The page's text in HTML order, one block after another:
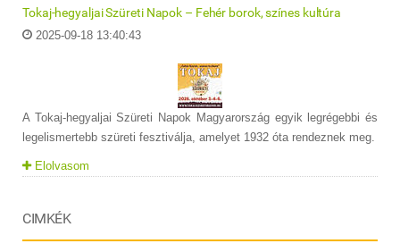
Tokaj-hegyaljai Szüreti Napok – Fehér borok, színes kultúra
2025-09-18 13:40:43
A Tokaj-hegyaljai Szüreti Napok Magyarország egyik legrégebbi és
legelismertebb szüreti fesztiválja, amelyet 1932 óta rendeznek meg.
Elolvasom
CIMKÉK